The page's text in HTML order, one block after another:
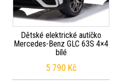
Dětské elektrické autíčko
Mercedes-Benz GLC 63S 4×4
bílé
5 790 Kč